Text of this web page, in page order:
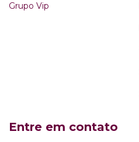
Grupo Vip
Entre em contato